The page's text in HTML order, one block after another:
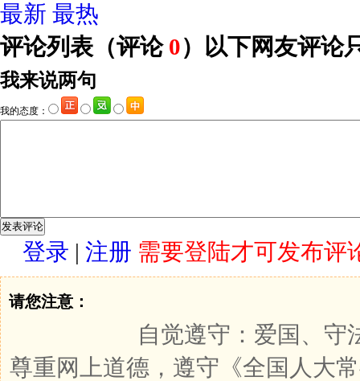
最新 最热
评论列表 （评论 0）以下网友评论
我来说两句
我的态度：
登录 | 注册 需要登陆才可发布评
请您注意：
自觉遵守：爱国、守
尊重网上道德，遵守《全国人大